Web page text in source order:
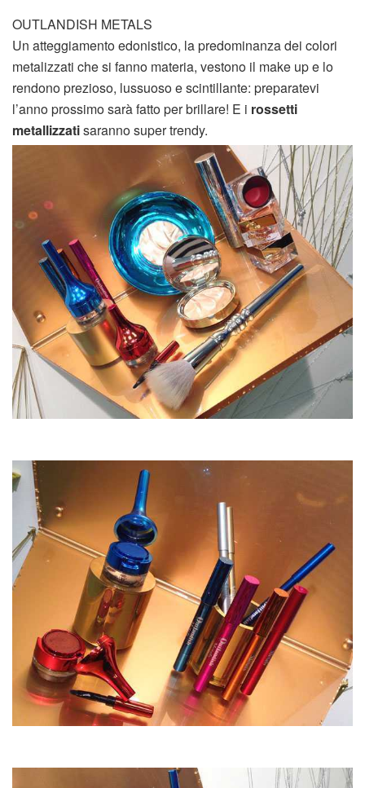
OUTLANDISH METALS
Un atteggiamento edonistico, la predominanza dei colori
metalizzati che si fanno materia, vestono il make up e lo
rendono prezioso, lussuoso e scintillante: preparatevi
l’anno prossimo sarà fatto per brillare! E i rossetti
metallizzatisaranno super trendy.